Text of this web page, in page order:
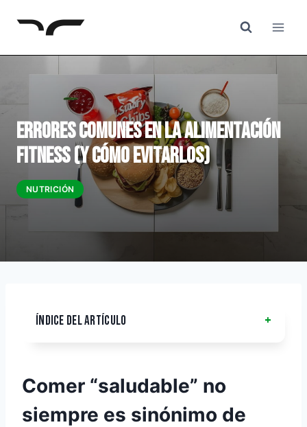
NUTRICIÓN
Errores Comunes en la Alimentación
Fitness (y Cómo Evitarlos)
ÍNDICE DEL ARTÍCULO
Comer “saludable” no
siempre es sinónimo de